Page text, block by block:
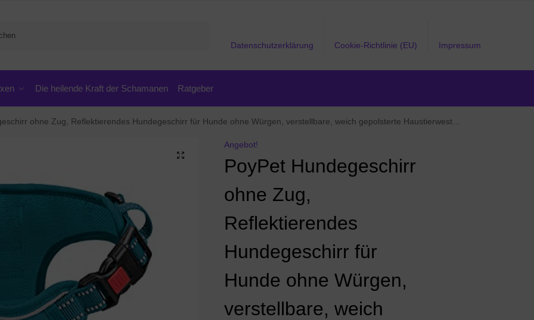
Datenschutzerklärung Cookie-Richtlinie (EU) Impressum
Die heilende Kraft der Schamanen Ratgeber
Zug, Reflektierendes Hundegeschirr für Hunde ohne Würgen, verstellbare, weich gepolsterte Haustierweste mit einfachem Steuergriff für mittelgroße Hunde (Tumalo Teal, M)
Angebot!
PoyPet Hundegeschirr
ohne Zug,
Reflektierendes
Hundegeschirr für
Hunde ohne Würgen,
verstellbare, weich